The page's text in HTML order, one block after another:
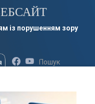
із порушенням зору